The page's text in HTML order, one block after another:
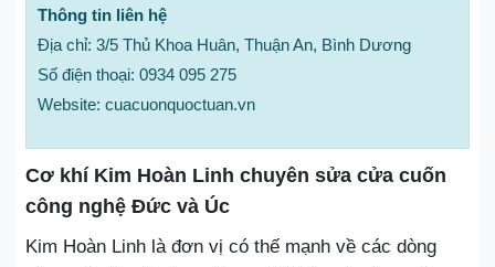
Thông tin liên hệ
Địa chỉ: 3/5 Thủ Khoa Huân, Thuận An, Bình Dương
Số điện thoại: 0934 095 275
Website: cuacuonquoctuan.vn
Cơ khí Kim Hoàn Linh chuyên sửa cửa cuốn
công nghệ Đức và Úc
Kim Hoàn Linh là đơn vị có thế mạnh về các dòng